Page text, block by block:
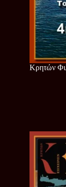
Κρητών